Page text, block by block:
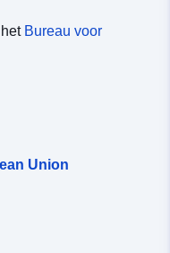
Bureau voor
Union